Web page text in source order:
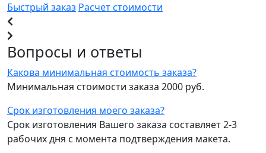
Быстрый заказ Расчет стоимости
Вопросы и ответы
Какова минимальная стоимость заказа?
Минимальная стоимости заказа 2000 руб.
Срок изготовления моего заказа?
Срок изготовления Вашего заказа составляет 2-3
рабочих дня с момента подтверждения макета.